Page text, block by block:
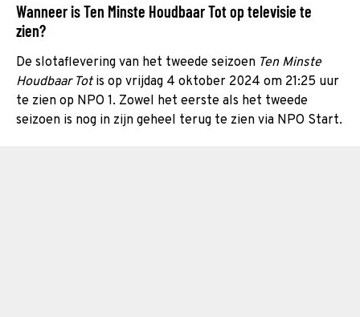
Wanneer is Ten Minste Houdbaar Tot op televisie te
zien?
De slotaflevering van het tweede seizoen Ten Minste
Houdbaar Totis op vrijdag 4 oktober 2024 om 21:25 uur
te zien op NPO 1. Zowel het eerste als het tweede
seizoen is nog in zijn geheel terug te zien via NPO Start.